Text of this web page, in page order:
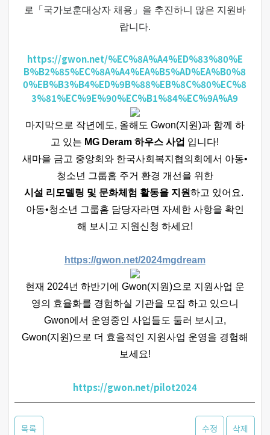
로「국가보훈대상자 채용」을 추진하니 많은 지원바
랍니다.
https://gwon.net/%EC%8A%A4%ED%83%80%E
B%B2%85%EC%8A%A4%EA%B5%AD%EA%B0%8
0%EB%B3%B4%ED%9B%88%EB%8C%80%EC%8
3%81%EC%9E%90%EC%B1%84%EC%9A%A9
마지막으로 작년에도, 올해도 Gwon(지원)과 함께 하
고 있는 MG Deram 하우스 사업 입니다!
새마을 금고 중앙회와 한국사회복지협의회에서 아동•
청소년 그룹홈 주거 환경 개선을 위한
시설 리모델링 및 문화체험 활동을 지원하고 있어요.
아동•청소년 그룹홈 담당자라면 자세한 사항을 확인
해 보시고 지원신청 하세요!
https://gwon.net/2024mgdream
현재 2024년 하반기에 Gwon(지원)으로 지원사업 운
영의 효율화를 경험하실 기관을 모집 하고 있으니
Gwon에서 운영중인 사업들도 둘러 보시고,
Gwon(지원)으로 더 효율적인 지원사업 운영을 경험해
보세요!
https://gwon.net/pilot2024
목록 수정 삭제